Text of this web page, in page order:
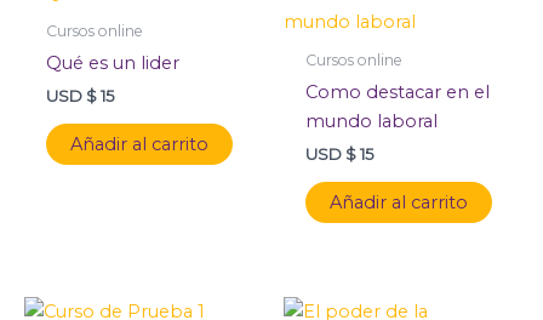
Cursos online
Qué es un lider
USD $15
Añadir al carrito
Cursos online
Como destacar en el
mundo laboral
USD $15
Añadir al carrito
El
El